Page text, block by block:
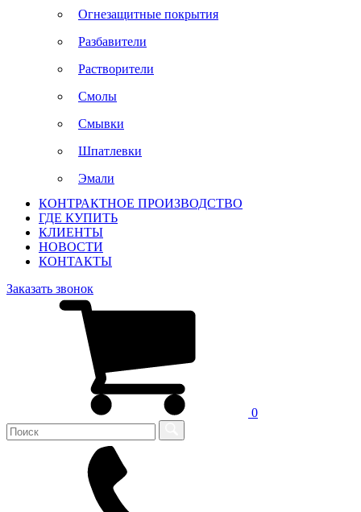
Огнезащитные покрытия
Разбавители
Растворители
Смолы
Смывки
Шпатлевки
Эмали
КОНТРАКТНОЕ ПРОИЗВОДСТВО
ГДЕ КУПИТЬ
КЛИЕНТЫ
НОВОСТИ
КОНТАКТЫ
Заказать звонок
0